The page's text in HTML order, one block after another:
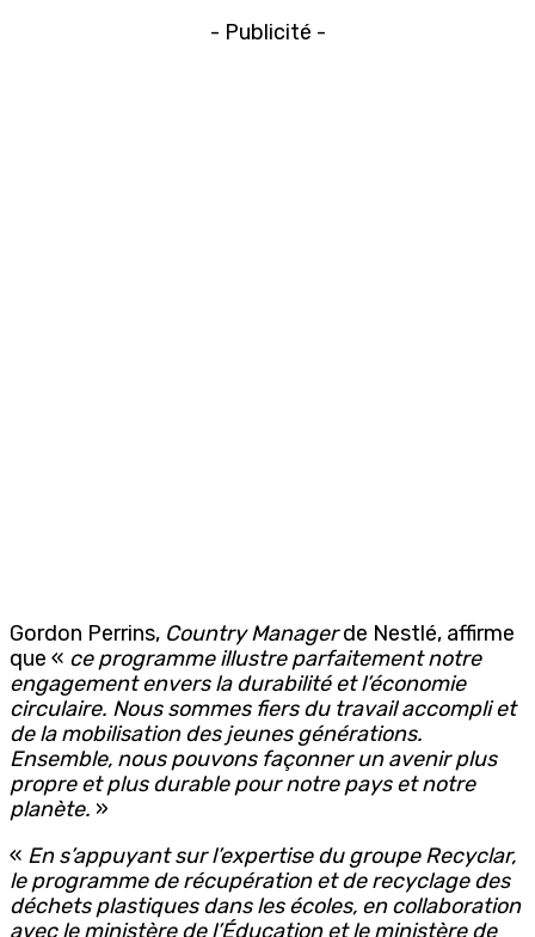
- Publicité -
Gordon Perrins, Country Managerde Nestlé, affirme
que « ce programme illustre parfaitement notre
engagement envers la durabilité et l’économie
circulaire. Nous sommes fiers du travail accompli et
de la mobilisation des jeunes générations.
Ensemble, nous pouvons façonner un avenir plus
propre et plus durable pour notre pays et notre
planète. »
« En s’appuyant sur l’expertise du groupe Recyclar,
le programme de récupération et de recyclage des
déchets plastiques dans les écoles, en collaboration
avec le ministère de l’Éducation et le ministère de